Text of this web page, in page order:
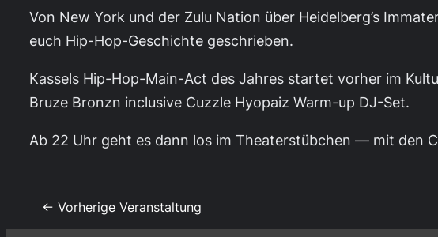
Von New York und der Zulu Nation über Heidelberg’s
euch Hip-Hop-Geschichte geschrieben.
Kassels Hip-Hop-Main-Act des Jahres startet vorher im
Bruze Bronzn inclusive Cuzzle Hyopaiz Warm-up DJ-Set.
Ab 22 Uhr geht es dann los im Theaterstübchen — mit den
← Vorherige Veranstaltung